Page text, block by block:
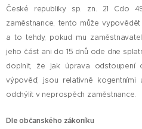
České republiky sp. zn. 21 Cdo
zaměstnance, tento může
a to tehdy, pokud mu
jeho část ani do 15 dnů ode dne
doplnit, že jak úprava odstoupení
výpověď, jsou relativně kogentními
odchýlit v neprospěch zaměstnance.
Dle občanského zákoníku